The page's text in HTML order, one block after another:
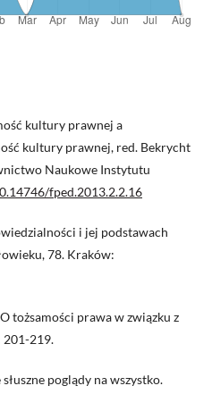
kultury prawnej a
kultury prawnej, red. Bekrycht
Naukowe Instytutu
fped.2013.2.2.16
i jej podstawach
78. Kraków:
tożsamości prawa w związku z
201-219.
poglądy na wszystko.